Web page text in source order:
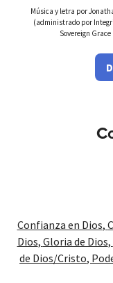
Música y letra por
(administrado por
Sovereign
Confianza en Dios,
Dios, Gloria de Dios,
de Dios/Cristo,